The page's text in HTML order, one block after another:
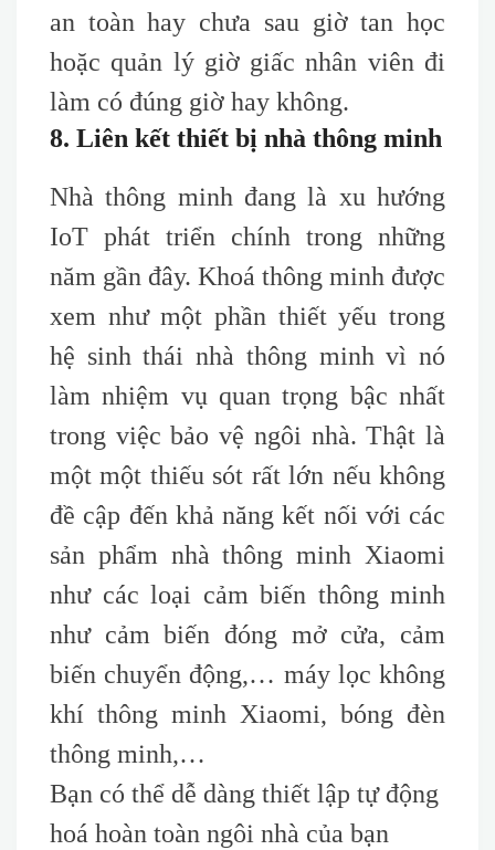
an toàn hay chưa sau giờ tan học
hoặc quản lý giờ giấc nhân viên đi
làm có đúng giờ hay không.
8. Liên kết thiết bị nhà thông minh
Nhà thông minh đang là xu hướng
IoT phát triển chính trong những
năm gần đây. Khoá thông minh được
xem như một phần thiết yếu trong
hệ sinh thái nhà thông minh vì nó
làm nhiệm vụ quan trọng bậc nhất
trong việc bảo vệ ngôi nhà. Thật là
một một thiếu sót rất lớn nếu không
đề cập đến khả năng kết nối với các
sản phẩm nhà thông minh Xiaomi
như các loại cảm biến thông minh
như cảm biến đóng mở cửa, cảm
biến chuyển động,… máy lọc không
khí thông minh Xiaomi, bóng đèn
thông minh,…
Bạn có thể dễ dàng thiết lập tự động
hoá hoàn toàn ngôi nhà của bạn